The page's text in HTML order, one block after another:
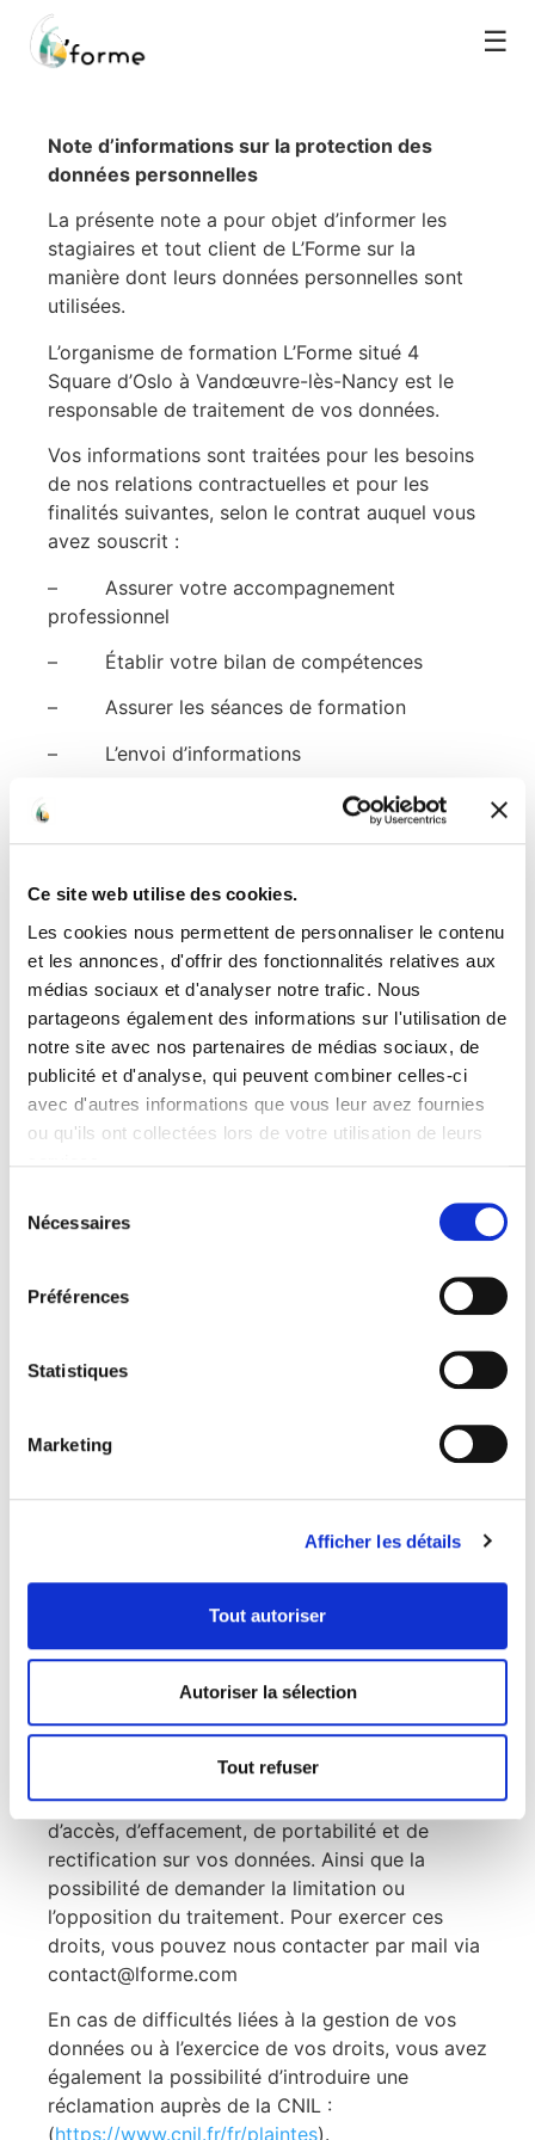
Ce site web utilise des cookies.
Les cookies nous permettent de personnaliser le contenu
et les annonces, d'offrir des fonctionnalités relatives aux
médias sociaux et d'analyser notre trafic. Nous
partageons également des informations sur l'utilisation de
notre site avec nos partenaires de médias sociaux, de
publicité et d'analyse, qui peuvent combiner celles-ci
avec d'autres informations que vous leur avez fournies
ou qu'ils ont collectées lors de votre utilisation de leurs
Nécessaires
Préférences
Statistiques
Marketing
Afficher les détails
Tout autoriser
Autoriser la sélection
Tout refuser
☰
Note d’informations sur la protection des
données personnelles
La présente note a pour objet d’informer les
stagiaires et tout client de L’Forme sur la
manière dont leurs données personnelles sont
utilisées.
L’organisme de formation L’Forme situé 4
Square d’Oslo à Vandœuvre-lès-Nancy est le
responsable de traitement de vos données.
Vos informations sont traitées pour les besoins
de nos relations contractuelles et pour les
finalités suivantes, selon le contrat auquel vous
avez souscrit :
– Assurer votre accompagnement
professionnel
– Établir votre bilan de compétences
– Assurer les séances de formation
– L’envoi d’informations
– Gérer les paiements et la facturation
Ces traitements de données reposent sur les
nos intérêts légitimes, votre consentement et/ou
une obligation légale ou réglementaire.
Nous faisons en sorte de ne collecter que les
informations strictement nécessaires à la
poursuite des objectifs susmentionnés, cela
– Les données d’identification
professionnelle
– Les données relatives aux interactions
avec vous (compte-rendu d’entretien, mail,
– Votre état de santé dans des cas très
l’accessibilité de nos services
traiter vos données personnelles.
De manière générale, vos informations sont
conservées pendant la durée de notre relation
conformément aux délais légaux et
réglementaires applicables ou afin de résoudre
tout éventuel contentieux.
En vertu du Règlement sur la Protection des
Données (RGPD), vous disposez d’un droit
d’accès, d’effacement, de portabilité et de
rectification sur vos données. Ainsi que la
possibilité de demander la limitation ou
l’opposition du traitement. Pour exercer ces
droits, vous pouvez nous contacter par mail via
contact@lforme.com
En cas de difficultés liées à la gestion de vos
données ou à l’exercice de vos droits, vous avez
également la possibilité d’introduire une
réclamation auprès de la CNIL :
(https://www.cnil.fr/fr/plaintes).